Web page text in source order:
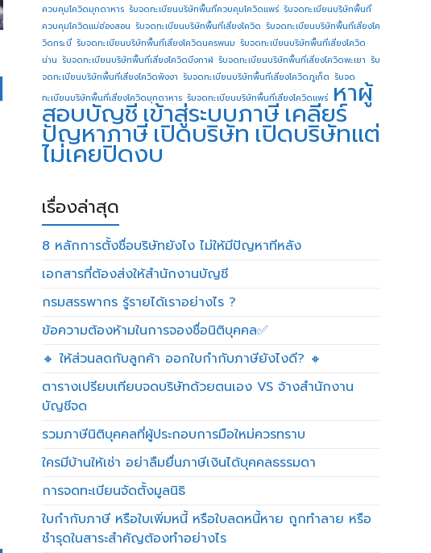
ควบคุมโควิดมุกดาหาร รับจดทะเบียนบริษัทพื้นที่ควบคุมโควิดแพร่ รับจดทะเบียนบริษัทพื้นที่
ควบคุมโควิดแม่ฮ่องสอน รับจดทะเบียนบริษัทพื้นที่เสี่ยงโควิด รับจดทะเบียนบริษัทพื้นที่เสี่ยงโค
วิดกระบี่ รับจดทะเบียนบริษัทพื้นที่เสี่ยงโควิดนครพนม รับจดทะเบียนบริษัทพื้นที่เสี่ยงโควิด
น่าน รับจดทะเบียนบริษัทพื้นที่เสี่ยงโควิดบึงกาฬ รับจดทะเบียนบริษัทพื้นที่เสี่ยงโควิดพะเยา รับ
จดทะเบียนบริษัทพื้นที่เสี่ยงโควิดพังงา รับจดทะเบียนบริษัทพื้นที่เสี่ยงโควิดภูเก็ต รับจด
ทะเบียนบริษัทพื้นที่เสี่ยงโควิดมุกดาหาร รับจดทะเบียนบริษัทพื้นที่เสี่ยงโควิดแพร่ หาผู้
สอบบัญชี เข้าสู่ระบบภาษี เคลียร์
ปัญหาภาษีเปิดบริษัทเปิดบริษัทแต่
ไม่เคยปิดงบ
เรื่องล่าสุด
8 หลักการตั้งชื่อบริษัทยังไง ไม่ให้มีปัญหาทีหลัง
เอกสารที่ต้องส่งให้สำนักงานบัญชี
กรมสรรพากร รู้รายได้เราอย่างไร ?
ข้อความต้องห้ามในการจองชื่อนิติบุคคล✅
🔸 ให้ส่วนลดกับลูกค้า ออกใบกำกับภาษียังไงดี? 🔸
ตารางเปรียบเทียบจดบริษัทด้วยตนเอง VS จ้างสำนักงาน
บัญชีจด
รวมภาษีนิติบุคคลที่ผู้ประกอบการมือใหม่ควรทราบ
ใครมีบ้านให้เช่า อย่าลืมยื่นภาษีเงินได้บุคคลธรรมดา
การจดทะเบียนจัดตั้งมูลนิธิ
ใบกำกับภาษี หรือใบเพิ่มหนี้ หรือใบลดหนี้หาย ถูกทำลาย หรือ
ชำรุดในสาระสำคัญต้องทำอย่างไร